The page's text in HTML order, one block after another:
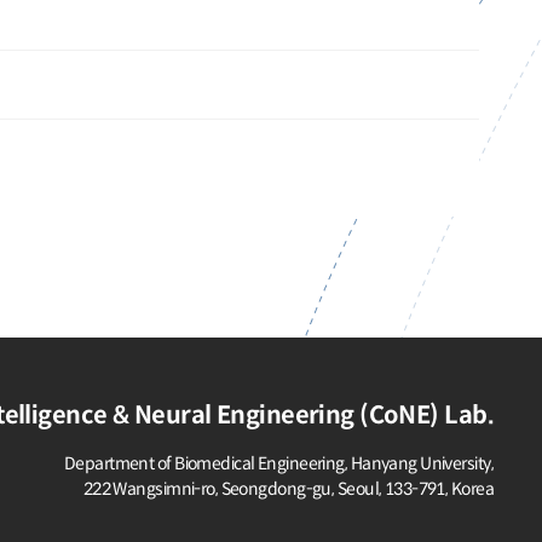
& Neural Engineering (CoNE) Lab.
Department of Biomedical Engineering, Hanyang University,
222 Wangsimni-ro, Seongdong-gu, Seoul, 133-791, Korea